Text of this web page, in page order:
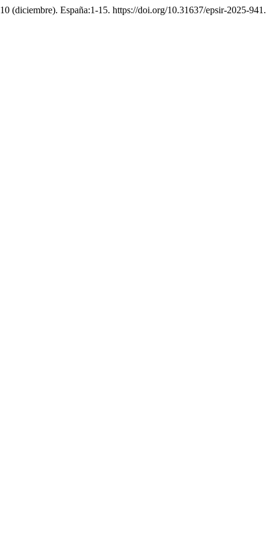
10 (diciembre). España:1-15. https://doi.org/10.31637/epsir-2025-941.